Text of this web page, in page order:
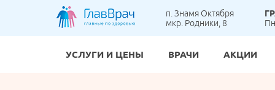
п. Знамя Октября
мкр. Родники, 8
УСЛУГИ И ЦЕНЫ ВРАЧИ АКЦИИ